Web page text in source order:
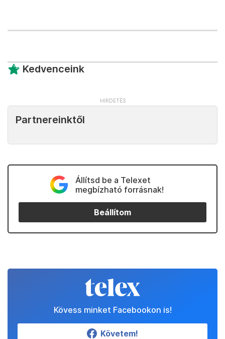
Kedvenceink
Partnereinktől
Állítsd be a Telexet
megbízható forrásnak!
Beállítom
Kövess minket Facebookon is!
Követem!